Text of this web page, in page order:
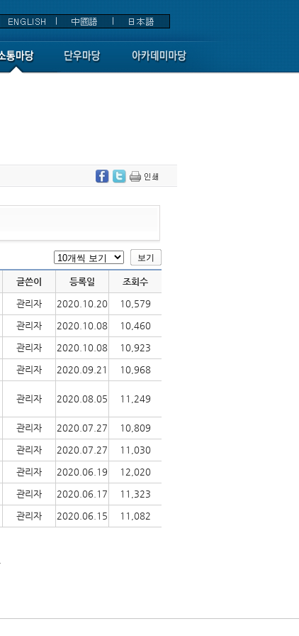
글쓴이 등록일 조회수
관리자 2020.10.20 10,579
관리자 2020.10.08 10,460
관리자 2020.10.08 10,923
관리자 2020.09.21 10,968
관리자 2020.08.05 11,249
관리자 2020.07.27 10,809
관리자 2020.07.27 11,030
관리자 2020.06.19 12,020
관리자 2020.06.17 11,323
관리자 2020.06.15 11,082